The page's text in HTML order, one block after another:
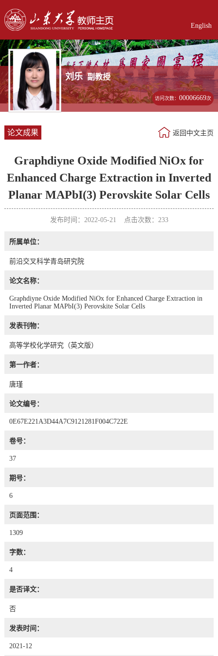
English
刘乐 副教授
访问次数：00006669次
论文成果 返回中文主页
Graphdiyne Oxide Modified NiOx for
Enhanced Charge Extraction in Inverted
Planar MAPbI(3) Perovskite Solar Cells
发布时间：2022-05-21 点击次数： 233
所属单位：
前沿交叉科学青岛研究院
论文名称：
Graphdiyne Oxide Modified NiOx for Enhanced Charge Extraction in
Inverted Planar MAPbI(3) Perovskite Solar Cells
发表刊物：
高等学校化学研究（英文版）
第一作者：
唐瑾
论文编号：
0E67E221A3D44A7C9121281F004C722E
卷号：
37
期号：
6
页面范围：
1309
字数：
4
是否译文：
否
发表时间：
2021-12